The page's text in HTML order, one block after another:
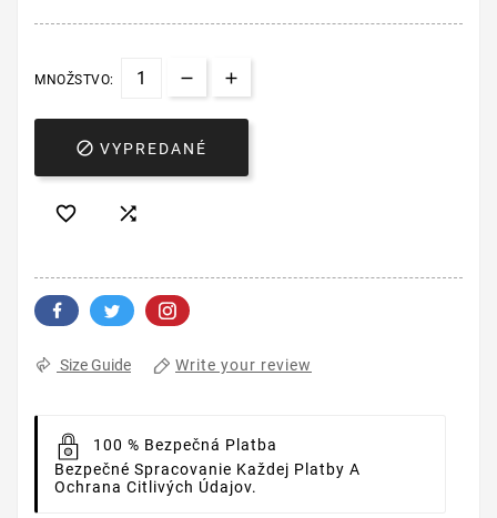
MNOŽSTVO:
 VYPREDANÉ
 
Size Guide Write your review
100 % Bezpečná Platba
Bezpečné Spracovanie Každej Platby A
Ochrana Citlivých Údajov.